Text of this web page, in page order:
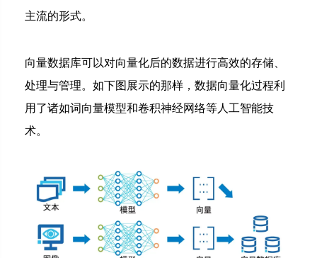
主流的形式。
向量数据库可以对向量化后的数据进行高效的存储、
处理与管理。 如下图展示的那样，数据向量化过程利
用了诸如词向量模型和卷积神经网络等人工智能技
术。